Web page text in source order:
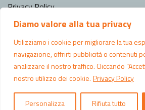
Diamo valore alla tua privacy
Utilizziamo i cookie per migliorare la tua
navigazione, offrirti pubblicità o contenuti
analizzare il nostro traffico. Cliccando
nostro utilizzo dei cookie. Privacy Policy
Personalizza Rifiuta tutto
Privacy Policy
INFO
Comune capo fila:
Tradate
Indirizzo Ufficio di Piano: Piazza Mazzini
CONTATTI
Email:
Telefono: 0331 826879